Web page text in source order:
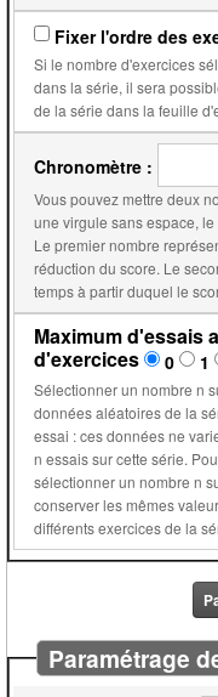
Fixer l'ordre des
Si le nombre d'exercices
dans la série, il sera possible de choisir l'ordre au moment de l'insertion
de la série dans la feuille
Chronomètre :
Vous pouvez mettre deux
une virgule sans espace,
Le premier nombre
réduction du score. Le second, par défaut égal au premier, représente le
temps à partir duquel le
Maximum d'essais
d'exercices
0 1
Sélectionner un nombre n
données aléatoires de la
essai : ces données ne varieront qu'en cas de bonne réponse ou après
n essais sur cette série. Pour une série d'exercices dont l'ordre est fixé,
sélectionner un nombre n supérieur
conserver les mêmes
différents exercices
Paramétrage